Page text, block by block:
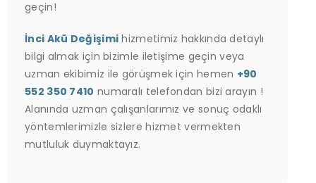
geçin!
İnci Akü Değişimi hizmetimiz hakkında detaylı
bilgi almak için bizimle iletişime geçin veya
uzman ekibimiz ile görüşmek için hemen +90
552 350 7410 numaralı telefondan bizi arayın !
Alanında uzman çalışanlarımız ve sonuç odaklı
yöntemlerimizle sizlere hizmet vermekten
mutluluk duymaktayız.